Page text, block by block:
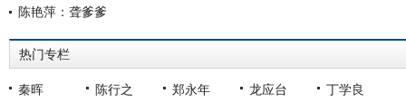
陈艳萍：聋爹爹
热门专栏
秦晖 陈行之 郑永年 龙应台
丁学良